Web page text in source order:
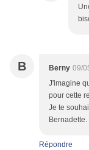
B Berny 09/
J'imagine
pour cette
Je te
Bernadette.
Répondre